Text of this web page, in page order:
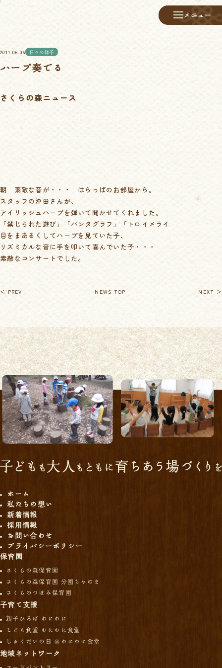
メニュー
メニュー
2011.06.06 日々の様子
ハープ奏でる
さくらの森ニュース
朝 素敵な音が・・・ はらっぱのお部屋から。
スタッフの沖田さんが、
アイリッシュハープを弾いて聞かせてくれました。
「禁じられた遊び」「パンタグラフ」「トロイメライ
目をまあるくしてハープを見ていた子、
リズミカルな音に手を叩いて喜んでいた子・・・
素敵なコンサートでした。
＜ PREV NEWS TOP NEXT ＞
ホーム
私たちの想い
新着情報
採用情報
お問い合わせ
プライバシーポリシー
保育園
さくらの森保育園
さくらの森保育園 分園ちゃのま
さくらのつぼみ保育園
子育て支援
親子ひろば わにわに
こども食堂 わにわに食堂
しゅくだいの日 ＠わにわに食堂
地域ネットワーク
フードパントリー